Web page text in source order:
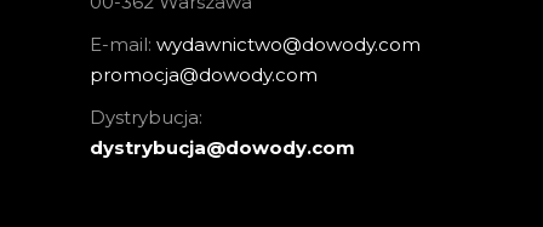
E-mail: wydawnictwo@dowody.com
promocja@dowody.com
Dystrybucja:
dystrybucja@dowody.com